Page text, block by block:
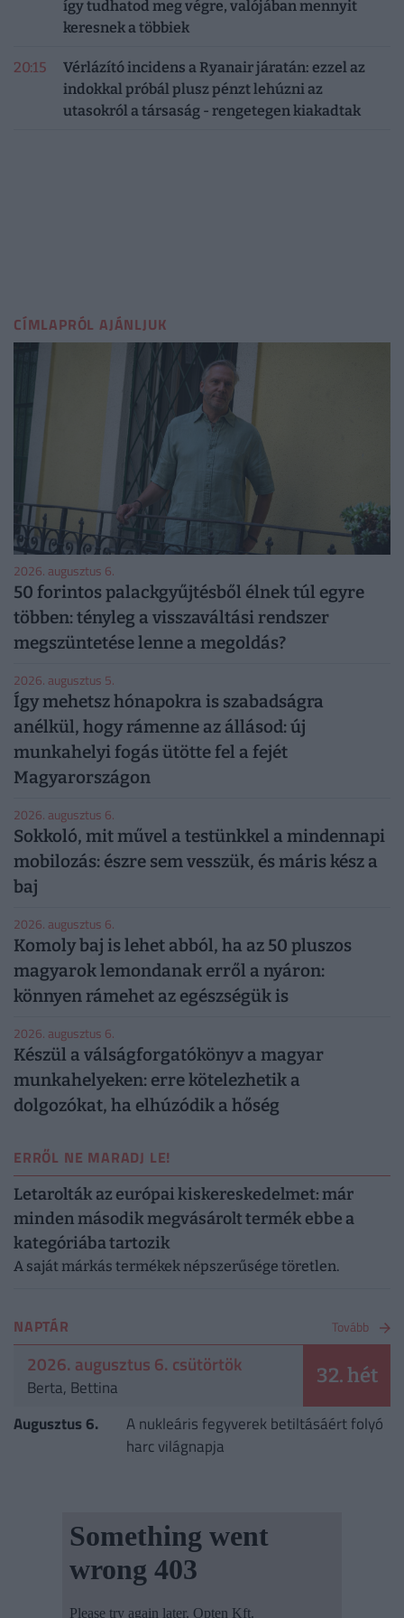
így tudhatod meg végre, valójában mennyit
keresnek a többiek
20:15
Vérlázító incidens a Ryanair járatán: ezzel az
indokkal próbál plusz pénzt lehúzni az
utasokról a társaság - rengetegen kiakadtak
CÍMLAPRÓL AJÁNLJUK
2026. augusztus 6.
50 forintos palackgyűjtésből élnek túl egyre
többen: tényleg a visszaváltási rendszer
megszüntetése lenne a megoldás?
2026. augusztus 5.
Így mehetsz hónapokra is szabadságra
anélkül, hogy rámenne az állásod: új
munkahelyi fogás ütötte fel a fejét
Magyarországon
2026. augusztus 6.
Sokkoló, mit művel a testünkkel a mindennapi
mobilozás: észre sem vesszük, és máris kész a
baj
2026. augusztus 6.
Komoly baj is lehet abból, ha az 50 pluszos
magyarok lemondanak erről a nyáron:
könnyen rámehet az egészségük is
2026. augusztus 6.
Készül a válságforgatókönyv a magyar
munkahelyeken: erre kötelezhetik a
dolgozókat, ha elhúzódik a hőség
ERRŐL NE MARADJ LE!
Letarolták az európai kiskereskedelmet: már
minden második megvásárolt termék ebbe a
kategóriába tartozik
A saját márkás termékek népszerűsége töretlen.
NAPTÁR Tovább
2026. augusztus 6. csütörtök
Berta, Bettina 32. hét
Augusztus 6.
A nukleáris fegyverek betiltásáért folyó
harc világnapja